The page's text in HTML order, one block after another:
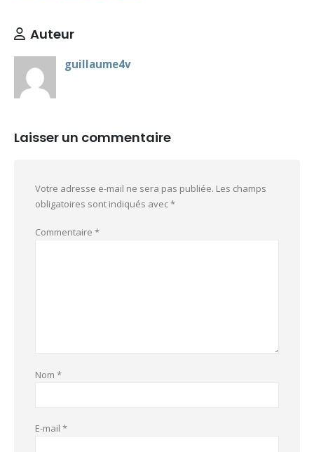
Auteur
guillaume4v
Laisser un commentaire
Votre adresse e-mail ne sera pas publiée. Les champs
obligatoires sont indiqués avec*
Commentaire *
Nom *
E-mail *